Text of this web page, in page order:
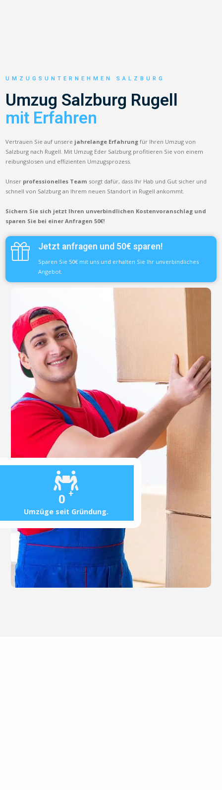
0 +
Umzüge seit Gründung.
UMZUGSUNTERNEHMEN SALZBURG
Umzug Salzburg Rugell
mit Erfahren
Vertrauen Sie auf unsere jahrelange Erfahrung für Ihren Umzug von
Salzburg nach Rugell. Mit Umzug Eder Salzburg profitieren Sie von einem
reibungslosen und effizienten Umzugsprozess.
Unser professionelles Team sorgt dafür, dass Ihr Hab und Gut sicher und
schnell von Salzburg an Ihrem neuen Standort in Rugell ankommt.
Sichern Sie sich jetzt Ihren unverbindlichen Kostenvoranschlag und
sparen Sie bei einer Anfragen 50€!
Jetzt anfragen und 50€ sparen!
Sparen Sie 50€ mit uns und erhalten Sie Ihr unverbindliches
Angebot.